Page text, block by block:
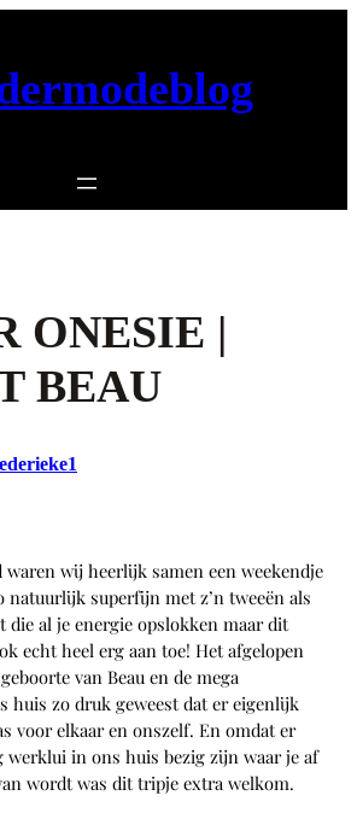
ONESIE |
BEAU
waren wij heerlijk samen een weekendje
natuurlijk superfijn met z’n tweeën als
die al je energie opslokken maar dit
echt heel erg aan toe! Het afgelopen
van Beau en de mega
huis zo druk geweest dat er eigenlijk
voor elkaar en onszelf. En omdat er
werklui in ons huis bezig zijn waar je af
wordt was dit tripje extra welkom.